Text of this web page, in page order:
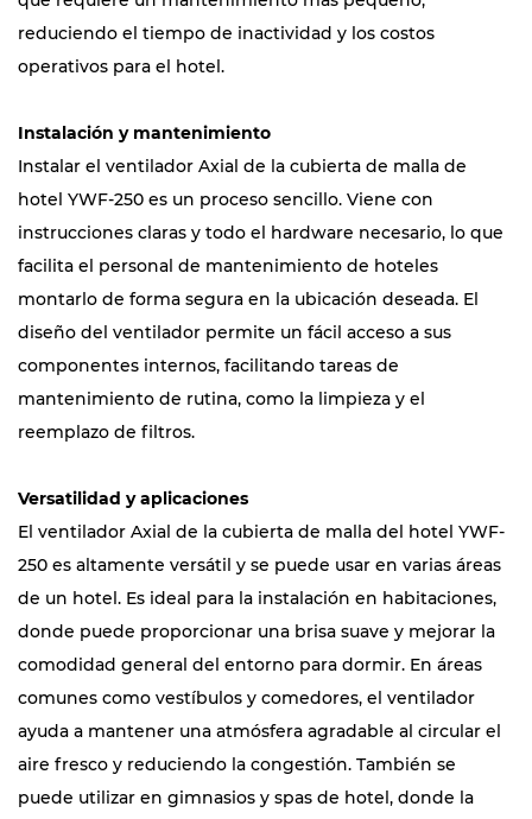
reduciendo el tiempo de inactividad y los costos
operativos para el hotel.
Instalación y mantenimiento
Instalar el ventilador Axial de la cubierta de malla de
hotel YWF-250 es un proceso sencillo. Viene con
instrucciones claras y todo el hardware necesario, lo que
facilita el personal de mantenimiento de hoteles
montarlo de forma segura en la ubicación deseada. El
diseño del ventilador permite un fácil acceso a sus
componentes internos, facilitando tareas de
mantenimiento de rutina, como la limpieza y el
reemplazo de filtros.
Versatilidad y aplicaciones
El ventilador Axial de la cubierta de malla del hotel YWF-
250 es altamente versátil y se puede usar en varias áreas
de un hotel. Es ideal para la instalación en habitaciones,
donde puede proporcionar una brisa suave y mejorar la
comodidad general del entorno para dormir. En áreas
comunes como vestíbulos y comedores, el ventilador
ayuda a mantener una atmósfera agradable al circular el
aire fresco y reduciendo la congestión. También se
puede utilizar en gimnasios y spas de hotel, donde la